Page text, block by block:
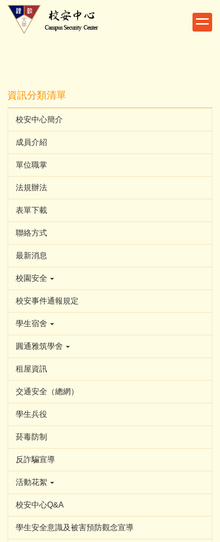
跳
資訊分類清單
校安中心簡介
成員介紹
單位職掌
法規辦法
表單下載
聯絡方式
最新消息
校園安全
校安事件通報規定
學生宿舍
圓通雅筑學舍
租屋資訊
交通安全（總網）
學生兵役
菸毒防制
反詐騙宣導
活動花絮
校安中心Q&A
學生安全意識及被害預防觀念宣導